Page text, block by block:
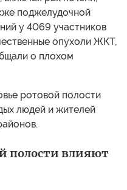
поджелудочной
у 4069 участников
опухоли ЖКТ,
о плохом
ротовой полости
людей и жителей
полости влияют